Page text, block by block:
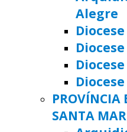
Alegre
PROVÍNCIA
SANTA